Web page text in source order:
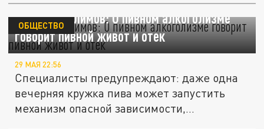
Психолог Климов: О пивном алкоголизме
говорит пивной живот и отек
ОБЩЕСТВО
29 МАЯ 22:56
Специалисты предупреждают: даже одна
вечерняя кружка пива может запустить
механизм опасной зависимости,...